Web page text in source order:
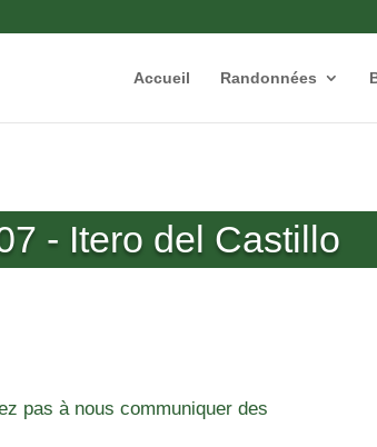
Accueil Randonnées
- Itero del Castillo
pas à nous communiquer des